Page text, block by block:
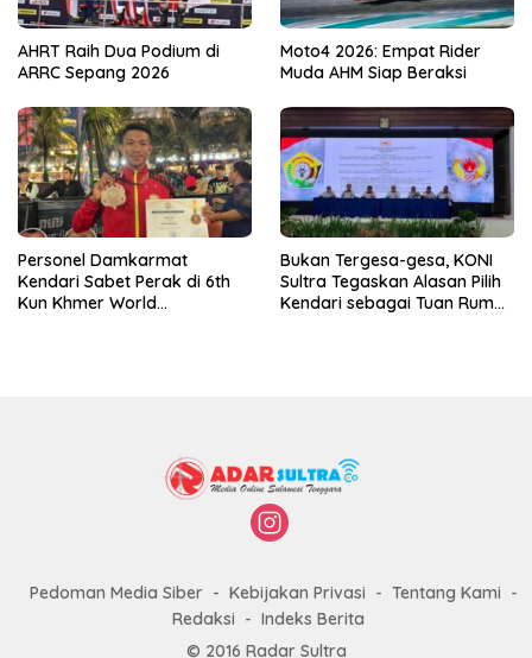
AHRT Raih Dua Podium di
ARRC Sepang 2026
Moto4 2026: Empat Rider
Muda AHM Siap Beraksi
Personel Damkarmat
Kendari Sabet Perak di 6th
Kun Khmer World
Bukan Tergesa-gesa, KONI
Sultra Tegaskan Alasan Pilih
Kendari sebagai Tuan Rumah
Pedoman Media Siber Kebijakan Privasi
Tentang Kami
Redaksi
Indeks Berita
© 2016 Radar Sultra